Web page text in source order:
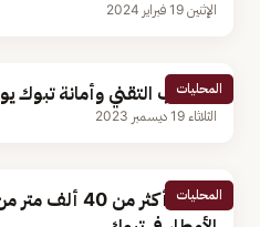
الإثنين 19 فبراير 2024
المحليات
التدريب التقني وأمانة تبوك
الثلاثاء 19 ديسمبر 2023
المحليات
صيانة أكثر من